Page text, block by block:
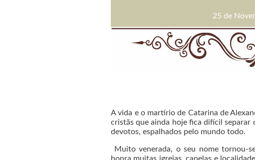
25 de
A vida e o martírio de Catarina de
cristãs que ainda hoje fica difícil separar
devotos, espalhados pelo mundo todo.
Muito venerada, o seu nome tornou-